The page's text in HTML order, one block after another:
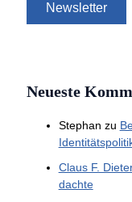
Neueste
Stephan zu
Claus F.
dachte